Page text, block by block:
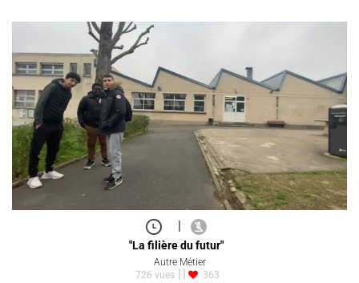
|
"La filière du futur"
Autre Métier
726 vues
363